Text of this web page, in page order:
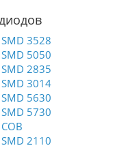
SMD 3528
SMD 5050
SMD 2835
SMD 3014
SMD 5630
SMD 5730
COB
SMD 2110